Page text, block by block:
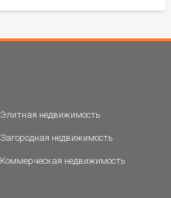
Элитная недвижимость
Загородная недвижимость
Коммерческая недвижимость